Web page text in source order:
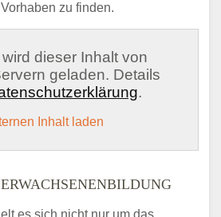
zu finden.
dieser Inhalt von
geladen. Details
.
Inhalt laden